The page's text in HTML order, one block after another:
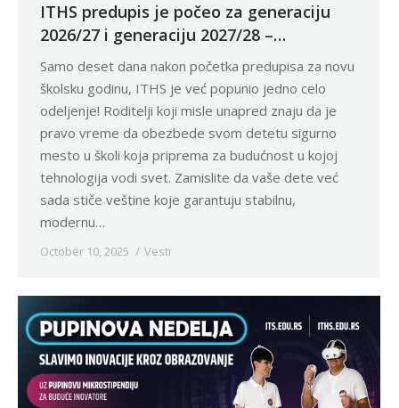
ITHS predupis je počeo za generaciju
2026/27 i generaciju 2027/28 –
obezbedite svom detetu mesto u školi
budućnosti!
Samo deset dana nakon početka predupisa za novu
školsku godinu, ITHS je već popunio jedno celo
odeljenje! Roditelji koji misle unapred znaju da je
pravo vreme da obezbede svom detetu sigurno
mesto u školi koja priprema za budućnost u kojoj
tehnologija vodi svet. Zamislite da vaše dete već
sada stiče veštine koje garantuju stabilnu,
modernu…
October 10, 2025 Vesti